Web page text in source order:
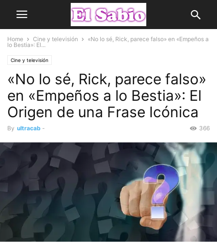
Home Cine y televisión
«No lo sé, Rick, parece falso» en «Empeños a
lo Bestia»: El...
Cine y televisión
«No lo sé, Rick, parece falso»
en «Empeños a lo Bestia»: El
Origen de una Frase Icónica
By ultracab - 366